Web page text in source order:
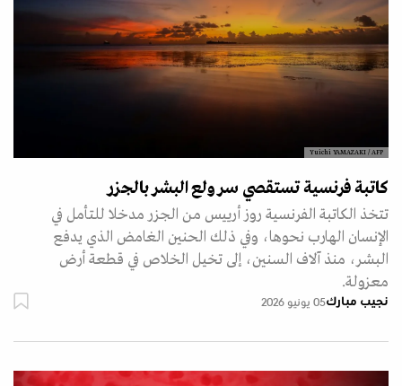
Yuichi YAMAZAKI / AFP
كاتبة فرنسية تستقصي سر ولع البشر بالجزر
تتخذ الكاتبة الفرنسية روز أرييس من الجزر مدخلا للتأمل في
الإنسان الهارب نحوها، وفي ذلك الحنين الغامض الذي يدفع
البشر، منذ آلاف السنين، إلى تخيل الخلاص في قطعة أرض
معزولة.
نجيب مبارك05 يونيو 2026